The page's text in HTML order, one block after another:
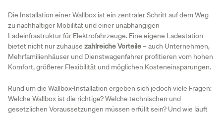
Die Installation einer Wallbox ist ein zentraler Schritt auf dem Weg
zu nachhaltiger Mobilität und einer unabhängigen
Ladeinfrastruktur für Elektrofahrzeuge. Eine eigene Ladestation
bietet nicht nur zuhause zahlreiche Vorteile– auch Unternehmen,
Mehrfamilienhäuser und Dienstwagenfahrer profitieren vom hohen
Komfort, größerer Flexibilität und möglichen Kosteneinsparungen.
Rund um die Wallbox-Installation ergeben sich jedoch viele Fragen:
Welche Wallbox ist die richtige? Welche technischen und
gesetzlichen Voraussetzungen müssen erfüllt sein? Und wie läuft